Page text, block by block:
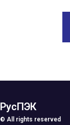
РусПЭК
© All rights reserved